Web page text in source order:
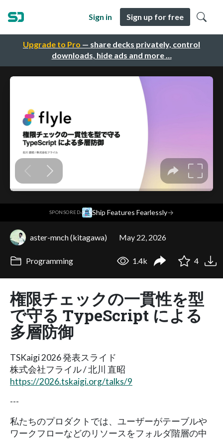
Upgrade to Pro — share decks privately, control
downloads, hide ads and more …
Sign in Sign up for free
SPONSORED· Ship Features Fearlessly→
aster-mnch (kitagawa) May 22, 2026
Programming 1.4k 4
権限チェックの一貫性を型
で守る TypeScript による
多層防御
TSKaigi 2026 発表スライド
株式会社フライル / 北川 直昭
https://2026.tskaigi.org/talks/9
---
私たちのプロダクトでは、ユーザーがテーブルや
ワークフローなどのリソースをフォルダ階層の中